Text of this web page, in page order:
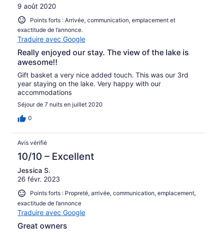
9 août 2020
Points forts : Arrivée, communication, emplacement et
exactitude de l’annonce.
Traduire avec Google
Really enjoyed our stay. The view of the lake is
awesome!!
Gift basket a very nice added touch. This was our 3rd
year staying on the lake. Very happy with our
accommodations
Séjour de 7 nuits en juillet 2020
0
Avis vérifié
10/10 – Excellent
Jessica S.
26 févr. 2023
Points forts : Propreté, arrivée, communication, emplacement,
exactitude de l’annonce
Traduire avec Google
Great owners